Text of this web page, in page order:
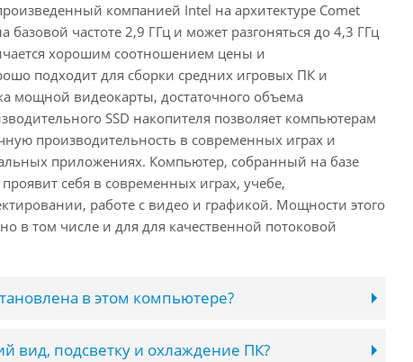
компанией Intel на архитектуре Comet
базовой частоте 2,9 ГГц и может разгоняться до 4,3 ГГц
хорошим соотношением цены и
подходит для сборки средних игровых ПК и
мощной видеокарты, достаточного объема
SSD накопителя позволяет компьютерам
производительность в современных играх и
приложениях. Компьютер, собранный на базе
себя в современных играх, учебе,
работе с видео и графикой. Мощности этого
в том числе и для для качественной потоковой
в этом компьютере?
вид, подсветку и охлаждение ПК?